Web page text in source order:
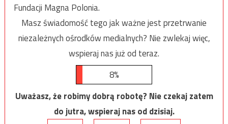
Fundacji Magna Polonia.
Masz świadomość tego jak ważne jest przetrwanie
niezależnych ośrodków medialnych? Nie zwlekaj więc,
wspieraj nas już od teraz.
8%
Uważasz, że robimy dobrą robotę? Nie czekaj zatem
do jutra, wspieraj nas od dzisiaj.